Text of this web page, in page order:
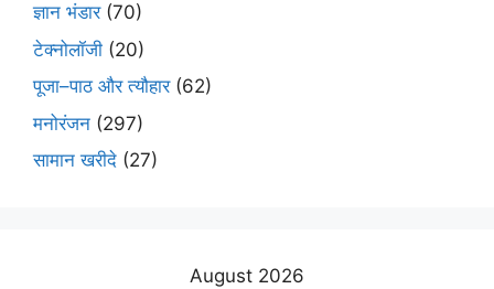
ज्ञान भंडार(70)
टेक्नोलॉजी (20)
पूजा–पाठ और त्यौहार(62)
मनोरंजन (297)
सामान खरीदे (27)
August 2026